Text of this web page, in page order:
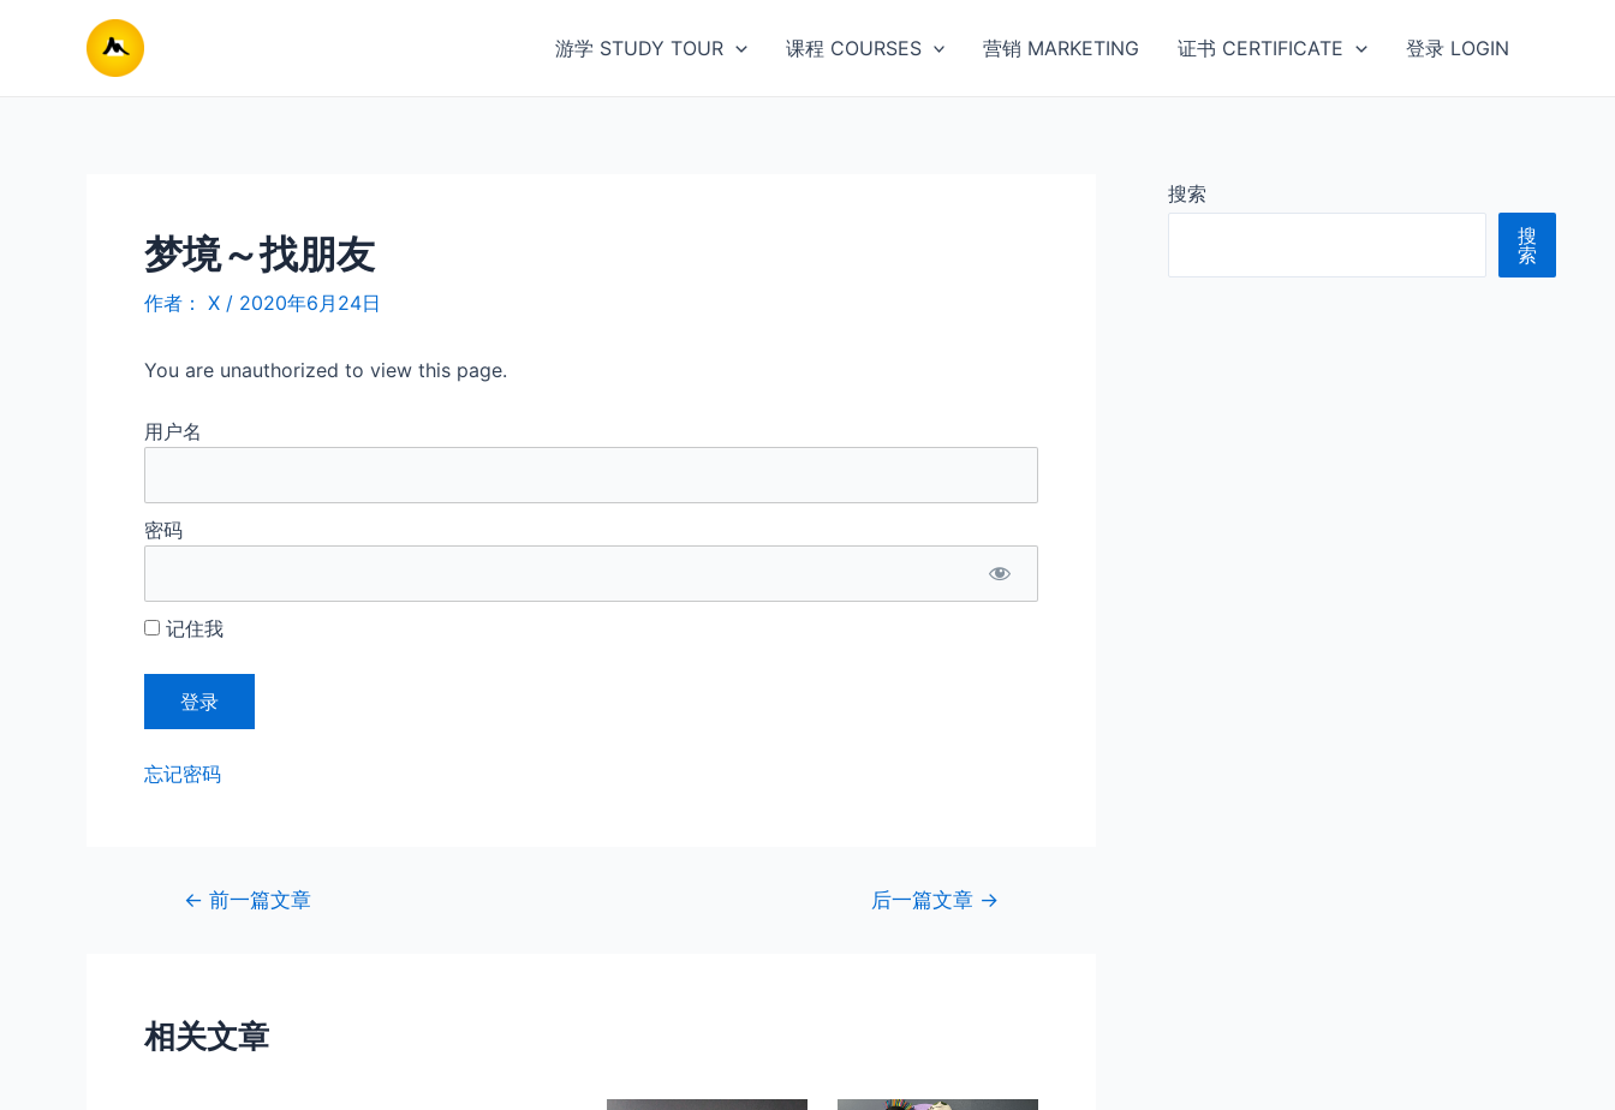
游学 STUDY TOUR 课程 COURSES 营销 MARKETING 证书 CERTIFICATE 登录 LOGIN
梦境～找朋友
作者： X / 2020年6月24日
You are unauthorized to view this page.
用户名
密码
记住我
忘记密码
← 前一篇文章 后一篇文章 →
相关文章
搜索
搜
索